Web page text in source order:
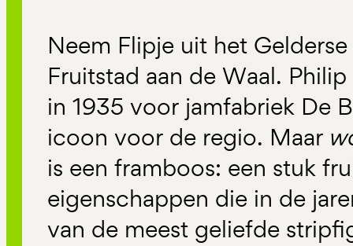
Neem Flipje uit het
Fruitstad aan de Waal.
in 1935 voor jamfabriek De
icoon voor de regio. Maar
is een framboos: een stuk
eigenschappen die in de
van de meest geliefde